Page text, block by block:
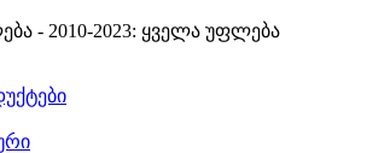
- 2010-2023: ყველა უფლება